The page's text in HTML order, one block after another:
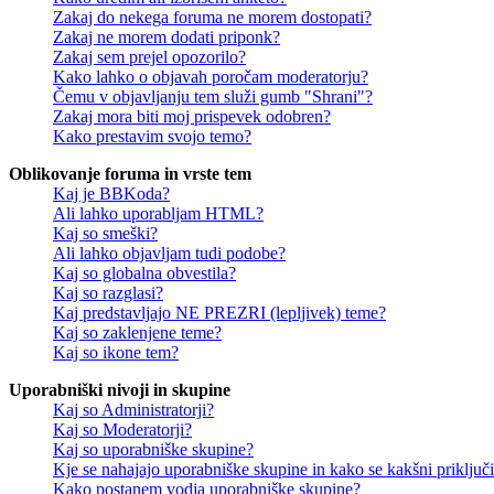
Zakaj do nekega foruma ne morem dostopati?
Zakaj ne morem dodati priponk?
Zakaj sem prejel opozorilo?
Kako lahko o objavah poročam moderatorju?
Čemu v objavljanju tem služi gumb "Shrani"?
Zakaj mora biti moj prispevek odobren?
Kako prestavim svojo temo?
Oblikovanje foruma in vrste tem
Kaj je BBKoda?
Ali lahko uporabljam HTML?
Kaj so smeški?
Ali lahko objavljam tudi podobe?
Kaj so globalna obvestila?
Kaj so razglasi?
Kaj predstavljajo NE PREZRI (lepljivek) teme?
Kaj so zaklenjene teme?
Kaj so ikone tem?
Uporabniški nivoji in skupine
Kaj so Administratorji?
Kaj so Moderatorji?
Kaj so uporabniške skupine?
Kje se nahajajo uporabniške skupine in kako se kakšni
Kako postanem vodja uporabniške skupine?